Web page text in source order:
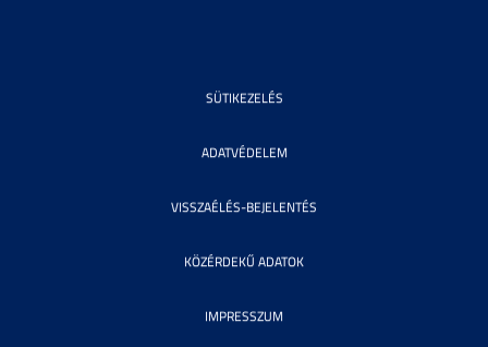
SÜTIKEZELÉS
ADATVÉDELEM
VISSZAÉLÉS-BEJELENTÉS
KÖZÉRDEKŰ ADATOK
IMPRESSZUM